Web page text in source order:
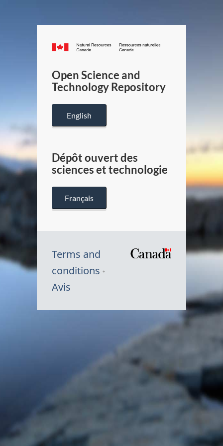
Canada.ca
/
Canada
Open Science and
Technology Repository
English
Dépôt ouvert des
sciences et technologie
Français
Terms and
conditions
Avis
du